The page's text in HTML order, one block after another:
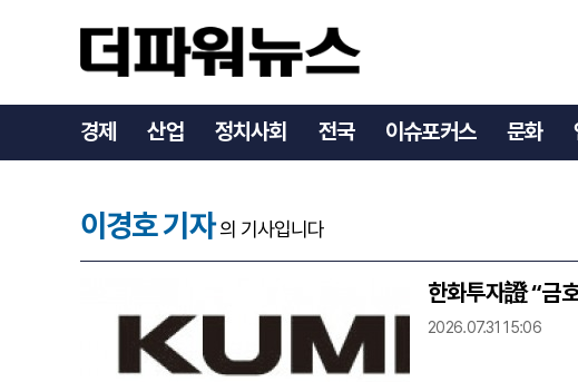
경제 산업 정치사회 전국 이슈포커스 문화
이경호 기자 의 기사입니다
한화투자證 “금
2026.07.31 15:06